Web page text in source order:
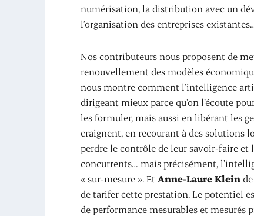
numérisation, la distribution avec un
l’organisation des entreprises
Nos contributeurs nous proposent de
renouvellement des modèles
nous montre comment l’intelligence
dirigeant mieux parce qu’on l’écoute
les formuler, mais aussi en libérant les
craignent, en recourant à des solutions
perdre le contrôle de leur savoir-faire
concurrents… mais précisément,
« sur-mesure ». EtAnne-Laure Klein
de tarifer cette prestation. Le potentiel
de performance mesurables et mesurés